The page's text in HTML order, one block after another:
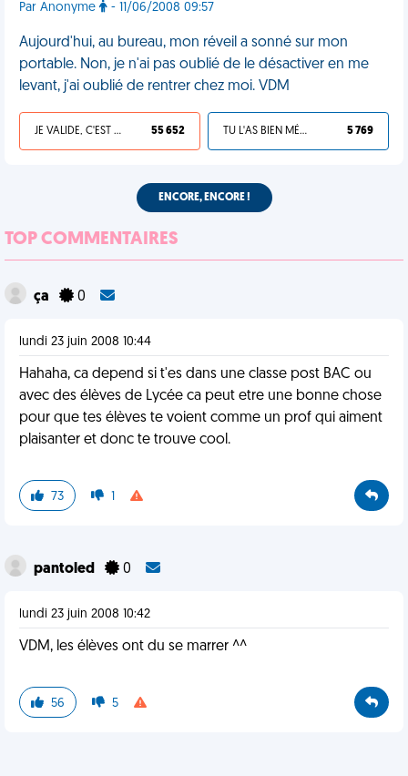
Par Anonyme - 11/06/2008 09:57
Aujourd'hui, au bureau, mon réveil a sonné sur mon
portable. Non, je n'ai pas oublié de le désactiver en me
levant, j'ai oublié de rentrer chez moi. VDM
JE VALIDE, C'EST UNE VDM 55 652 TU L'AS BIEN MÉRITÉ 5 769
ENCORE, ENCORE !
TOP COMMENTAIRES
ça 0
lundi 23 juin 2008 10:44
Hahaha, ca depend si t'es dans une classe post BAC ou
avec des élèves de Lycée ca peut etre une bonne chose
pour que tes élèves te voient comme un prof qui aiment
plaisanter et donc te trouve cool.
73 1
pantoled 0
lundi 23 juin 2008 10:42
VDM, les élèves ont du se marrer ^^
56 5